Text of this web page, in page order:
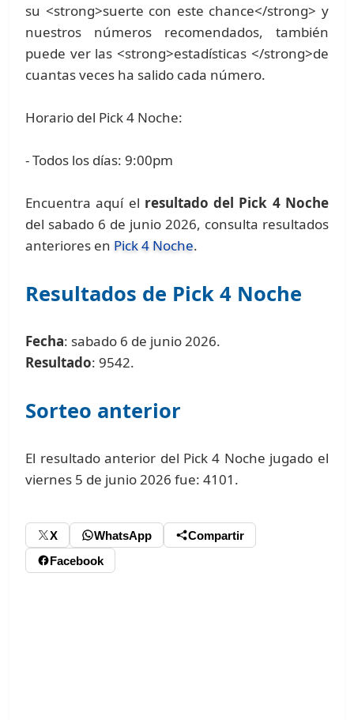
su <strong>suerte con este chance</strong> y
nuestros números recomendados, también
puede ver las <strong>estadísticas </strong>de
cuantas veces ha salido cada número.
Horario del Pick 4 Noche:
- Todos los días: 9:00pm
Encuentra aquí el resultado del Pick 4 Noche
del sabado 6 de junio 2026, consulta resultados
anteriores en Pick 4 Noche.
Resultados de Pick 4 Noche
Fecha: sabado 6 de junio 2026.
Resultado: 9542.
Sorteo anterior
El resultado anterior del Pick 4 Noche jugado el
viernes 5 de junio 2026 fue: 4101.
X WhatsApp
Compartir
Facebook